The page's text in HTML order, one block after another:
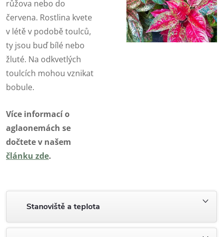
růžova nebo do
červena. Rostlina kvete
v létě v podobě toulců,
ty jsou buď bílé nebo
žluté. Na odkvetlých
toulcích mohou vznikat
bobule.
Více informací o
aglaonemách se
dočtete v našem
článku zde.
Stanoviště a teplota